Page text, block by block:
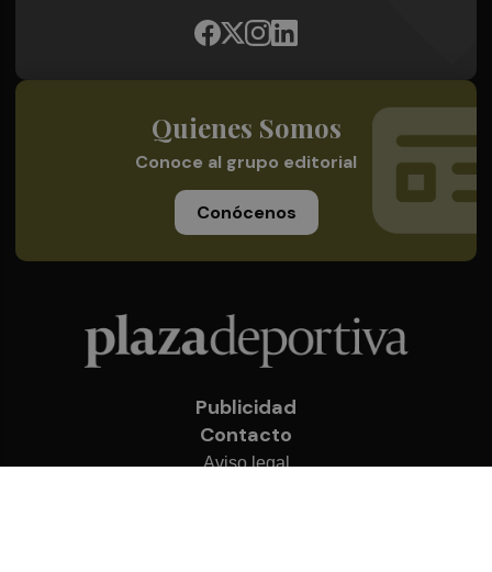
Quienes Somos
Conoce al grupo editorial
Conócenos
Publicidad
Contacto
Aviso legal